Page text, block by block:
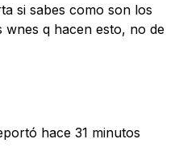
si sabes como son los
wnes q hacen esto, no de
hace 31 minutos